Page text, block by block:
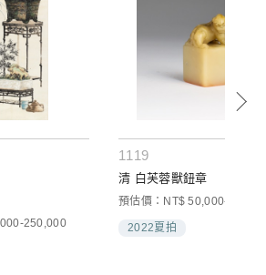
250,000
1119
清 白芙蓉獸鈕章
預估價：NT$ 50,000-
2022夏拍